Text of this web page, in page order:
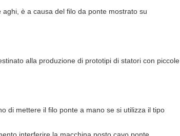
è a causa del filo da ponte mostrato su
alla produzione di prototipi di statori con piccole
di mettere il filo ponte a mano se si utilizza il tipo